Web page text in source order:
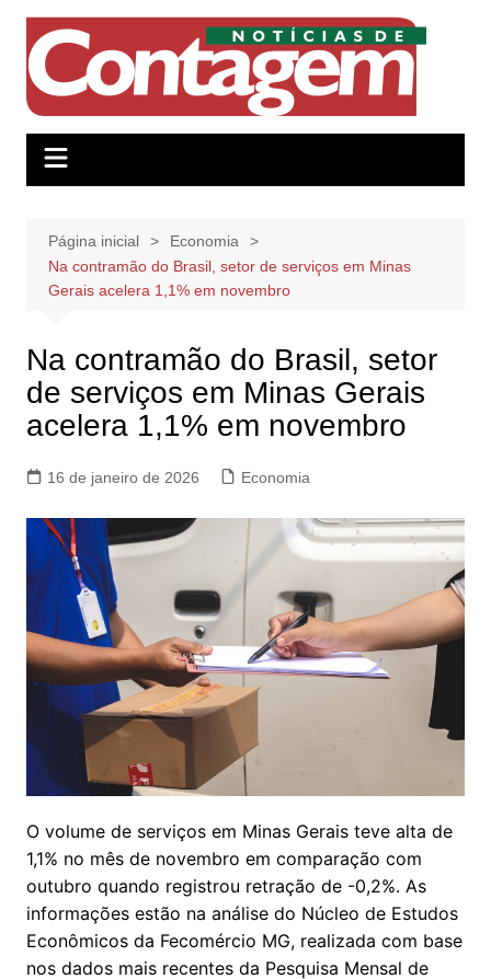
conteúdo
Página inicial
Economia
Na contramão do Brasil, setor de serviços em Minas
Gerais acelera 1,1% em novembro
Na contramão do Brasil, setor
de serviços em Minas Gerais
acelera 1,1% em novembro
16 de janeiro de 2026 Economia
O volume de serviços em Minas Gerais teve alta de
1,1% no mês de novembro em comparação com
outubro quando registrou retração de -0,2%. As
informações estão na análise do Núcleo de Estudos
Econômicos da Fecomércio MG, realizada com base
nos dados mais recentes da Pesquisa Mensal de